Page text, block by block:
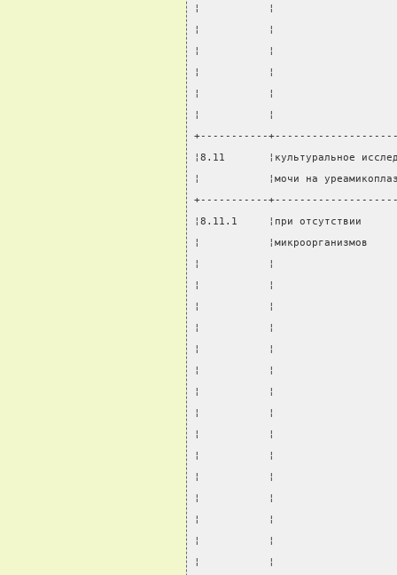
¦           ¦
¦           ¦
¦           ¦
¦           ¦
¦           ¦
¦           ¦
+-----------
¦8.11
¦           ¦мочи на
+-----------
¦8.11.1     ¦при
¦
¦           ¦
¦           ¦
¦           ¦
¦           ¦
¦           ¦
¦           ¦
¦           ¦
¦           ¦
¦           ¦
¦           ¦
¦           ¦
¦           ¦
¦           ¦
¦           ¦
¦           ¦